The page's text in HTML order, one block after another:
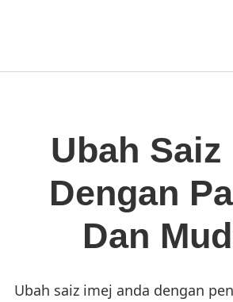
Ubah Saiz
Dengan
Dan
Ubah saiz imej anda dengan